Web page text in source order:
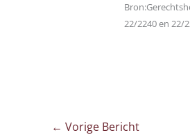
22/2240 en 22/
← Vorige Bericht